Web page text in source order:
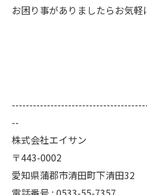
お困り事がありましたらお気軽
--
株式会社エイサン
〒443-0002
愛知県蒲郡市清田町下清田32